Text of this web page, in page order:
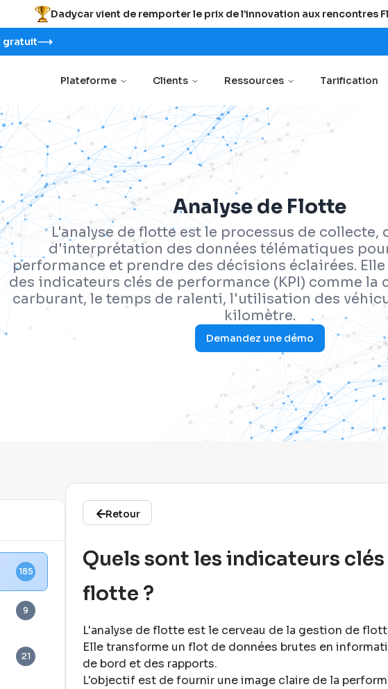
Dadycar vient de remporter le prix de l’innovation aux rencontres
gratuit
Plateforme Clients Ressources Tarification
Analyse de Flotte
L'analyse de flotte est le processus de collecte,
d'interprétation des données télématiques
performance et prendre des décisions éclairées.
des indicateurs clés de performance (KPI) comme la
carburant, le temps de ralenti, l'utilisation des
kilomètre.
Demandez une démo
185
9
21
Retour
Quels sont les indicateurs
flotte ?
L'analyse de flotte est le cerveau de la gestion de
Elle transforme un flot de données brutes en
de bord et des rapports.
L'objectif est de fournir une image claire de la